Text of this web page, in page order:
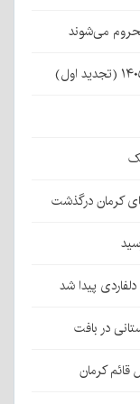
می‌شوند
کرمان درگذشت
کرمان